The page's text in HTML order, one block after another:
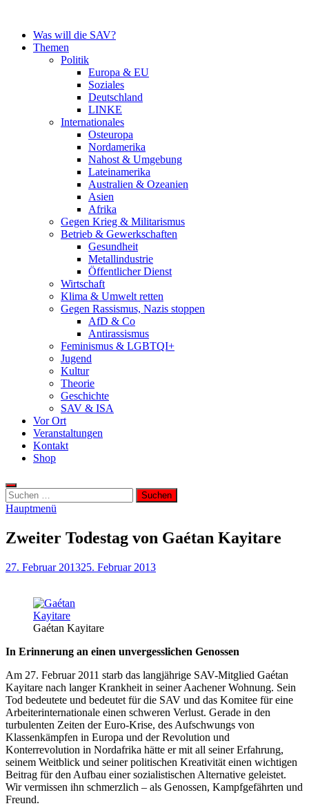
springenWas will die SAV?
Themen
Politik
Europa & EU
Soziales
Deutschland
LINKE
Internationales
Osteuropa
Nordamerika
Nahost & Umgebung
Lateinamerika
Australien & Ozeanien
Asien
Afrika
Gegen Krieg & Militarismus
Betrieb & Gewerkschaften
Gesundheit
Metallindustrie
Öffentlicher Dienst
Wirtschaft
Klima & Umwelt retten
Gegen Rassismus, Nazis stoppen
AfD & Co
Antirassismus
Feminismus & LGBTQI+
Jugend
Kultur
Theorie
Geschichte
SAV & ISA
Vor Ort
Veranstaltungen
Kontakt
Shop
Suchen
nach:
Hauptmenü
Zweiter Todestag von Gaétan Kayitare
27. Februar 201325. Februar 2013
Gaétan Kayitare
In Erinnerung an einen unvergesslichen Genossen
Am 27. Februar 2011 starb das langjährige SAV-Mitglied Gaétan
Kayitare nach langer Krankheit in seiner Aachener Wohnung. Sein
Tod bedeutete und bedeutet für die SAV und das Komitee für eine
Arbeiterinternationale einen schweren Verlust. Gerade in den
turbulenten Zeiten der Euro-Krise, des Aufschwungs von
Klassenkämpfen in Europa und der Revolution und
Konterrevolution in Nordafrika hätte er mit all seiner Erfahrung,
seinem Weitblick und seiner politischen Kreativität einen wichtigen
Beitrag für den Aufbau einer sozialistischen Alternative geleistet.
Wir vermissen ihn schmerzlich – als Genossen, Kampfgefährten und
Freund.